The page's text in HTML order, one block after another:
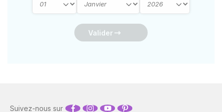
Valider
Suivez-nous sur